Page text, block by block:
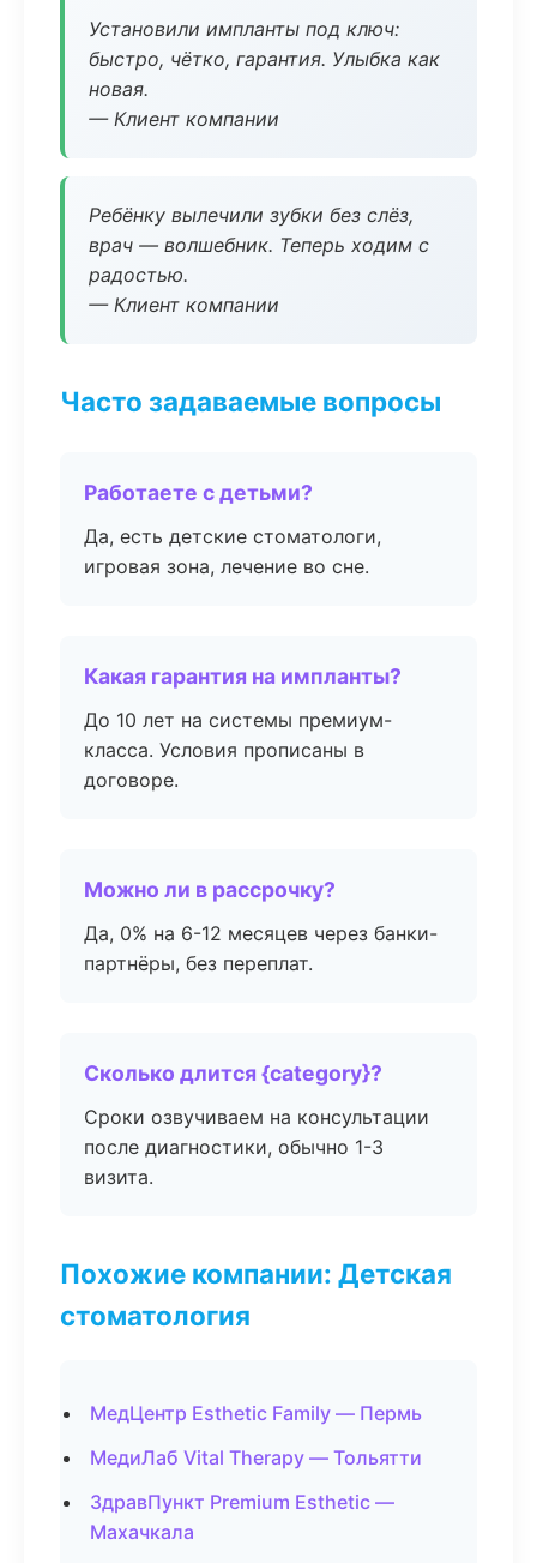
Установили импланты под ключ:
быстро, чётко, гарантия. Улыбка как
новая.
— Клиент компании
Ребёнку вылечили зубки без слёз,
врач — волшебник. Теперь ходим с
радостью.
— Клиент компании
Часто задаваемые вопросы
Работаете с детьми?
Да, есть детские стоматологи,
игровая зона, лечение во сне.
Какая гарантия на импланты?
До 10 лет на системы премиум-
класса. Условия прописаны в
договоре.
Можно ли в рассрочку?
Да, 0% на 6-12 месяцев через банки-
партнёры, без переплат.
Сколько длится {category}?
Сроки озвучиваем на консультации
после диагностики, обычно 1-3
визита.
Похожие компании: Детская
стоматология
МедЦентр Esthetic Family — Пермь
МедиЛаб Vital Therapy — Тольятти
ЗдравПункт Premium Esthetic —
Махачкала